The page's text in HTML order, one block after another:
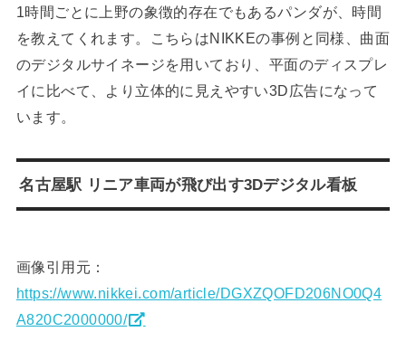
1時間ごとに上野の象徴的存在でもあるパンダが、時間
を教えてくれます。こちらはNIKKEの事例と同様、曲面
のデジタルサイネージを用いており、平面のディスプレ
イに比べて、より立体的に見えやすい3D広告になって
います。
名古屋駅 リニア車両が飛び出す3Dデジタル看板
画像引用元：
https://www.nikkei.com/article/DGXZQOFD206NO0Q4
A820C2000000/